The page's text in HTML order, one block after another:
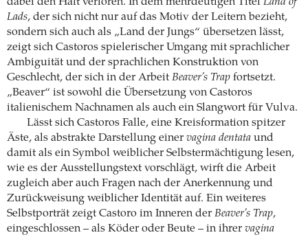
Lads, der sich nicht nur auf das Motiv der Leitern bezieht,
sondern sich auch als „Land der Jungs“ übersetzen lässt,
zeigt sich Castoros spielerischer Umgang mit sprachlicher
Ambiguität und der sprachlichen Konstruktion von
Geschlecht, der sich in der Arbeit Beaver’s Trap fortsetzt.
„Beaver“ ist sowohl die Übersetzung von Castoros
italienischem Nachnamen als auch ein Slangwort für Vulva.
Lässt sich Castoros Falle, eine Kreisformation spitzer
Äste, als abstrakte Darstellung einer vagina dentata und
damit als ein Symbol weiblicher Selbstermächtigung lesen,
wie es der Ausstellungstext vorschlägt, wirft die Arbeit
zugleich aber auch Fragen nach der Anerkennung und
Zurückweisung weiblicher Identität auf. Ein weiteres
Selbstporträt zeigt Castoro im Inneren der Beaver’s Trap,
eingeschlossen – als Köder oder Beute – in ihrer vagina